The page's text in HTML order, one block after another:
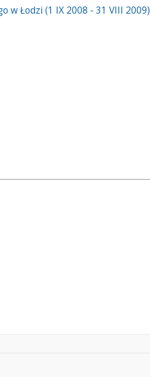
w Łodzi (1 IX 2008 - 31 VIII 2009)